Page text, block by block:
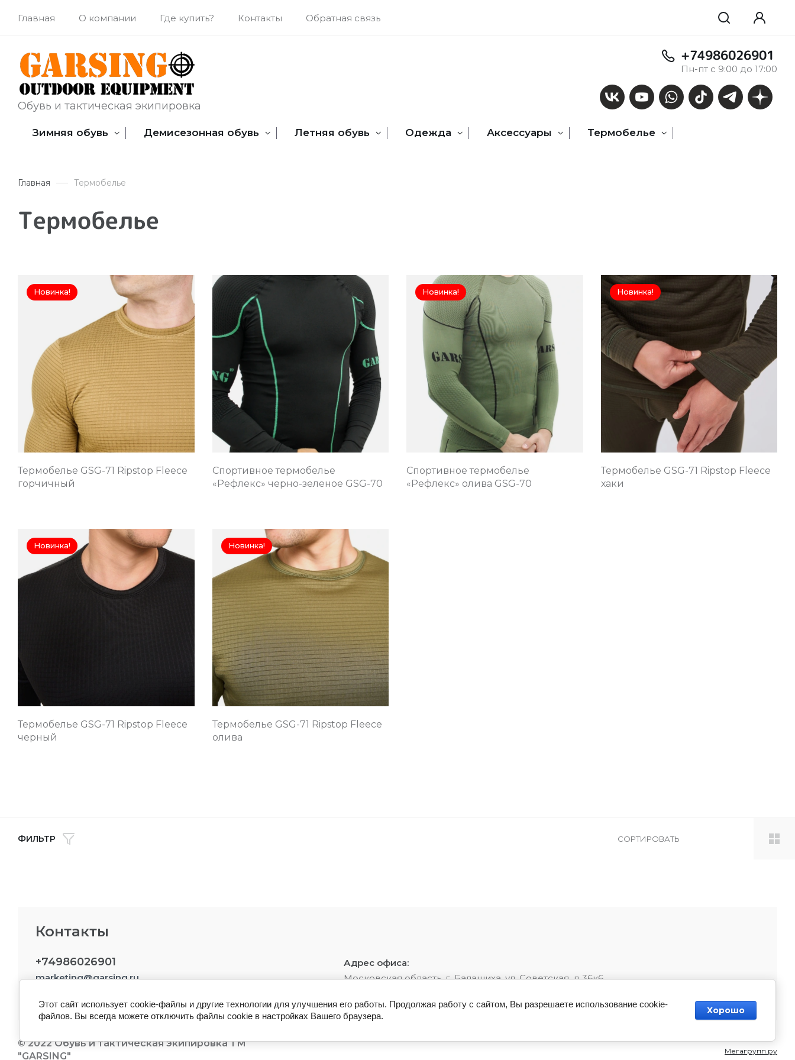
Главная О компании Где купить? Контакты Обратная связь
Обувь и тактическая экипировка
+74986026901
Пн-пт с 9:00 до 17:00
Зимняя обувь Демисезонная обувь Летняя обувь Одежда Аксессуары Термобелье
Главная Термобелье
Термобелье
Новинка!
Термобелье GSG-71 Ripstop Fleece
горчичный
Спортивное термобелье
«Рефлекс» черно-зеленое GSG-70
Новинка!
Спортивное термобелье
«Рефлекс» олива GSG-70
Новинка!
Термобелье GSG-71 Ripstop Fleece
хаки
Новинка!
Термобелье GSG-71 Ripstop Fleece
черный
Новинка!
Термобелье GSG-71 Ripstop Fleece
олива
ФИЛЬТР СОРТИРОВАТЬ
Контакты
+74986026901
marketing@garsing.ru
Адрес офиса:
Московская область, г. Балашиха, ул. Советская, д 36к6
© 2022 Обувь и тактическая экипировка ТМ
"GARSING"
Мегагрупп.ру
Этот сайт использует cookie-файлы и другие технологии для улучшения его работы. Продолжая работу с сайтом, Вы разрешаете использование cookie-
файлов. Вы всегда можете отключить файлы cookie в настройках Вашего браузера.
Хорошо